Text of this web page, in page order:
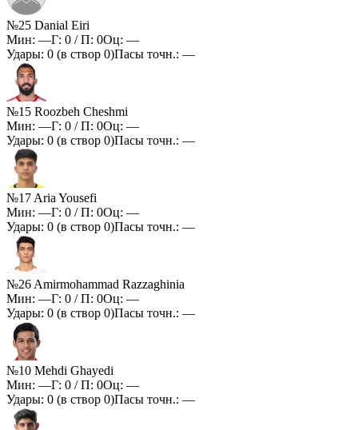
№25 Danial Eiri
Мин: —Г: 0 / П: 0Оц: —
Удары: 0 (в створ 0)Пасы точн.: —
№15 Roozbeh Cheshmi
Мин: —Г: 0 / П: 0Оц: —
Удары: 0 (в створ 0)Пасы точн.: —
№17 Aria Yousefi
Мин: —Г: 0 / П: 0Оц: —
Удары: 0 (в створ 0)Пасы точн.: —
№26 Amirmohammad Razzaghinia
Мин: —Г: 0 / П: 0Оц: —
Удары: 0 (в створ 0)Пасы точн.: —
№10 Mehdi Ghayedi
Мин: —Г: 0 / П: 0Оц: —
Удары: 0 (в створ 0)Пасы точн.: —